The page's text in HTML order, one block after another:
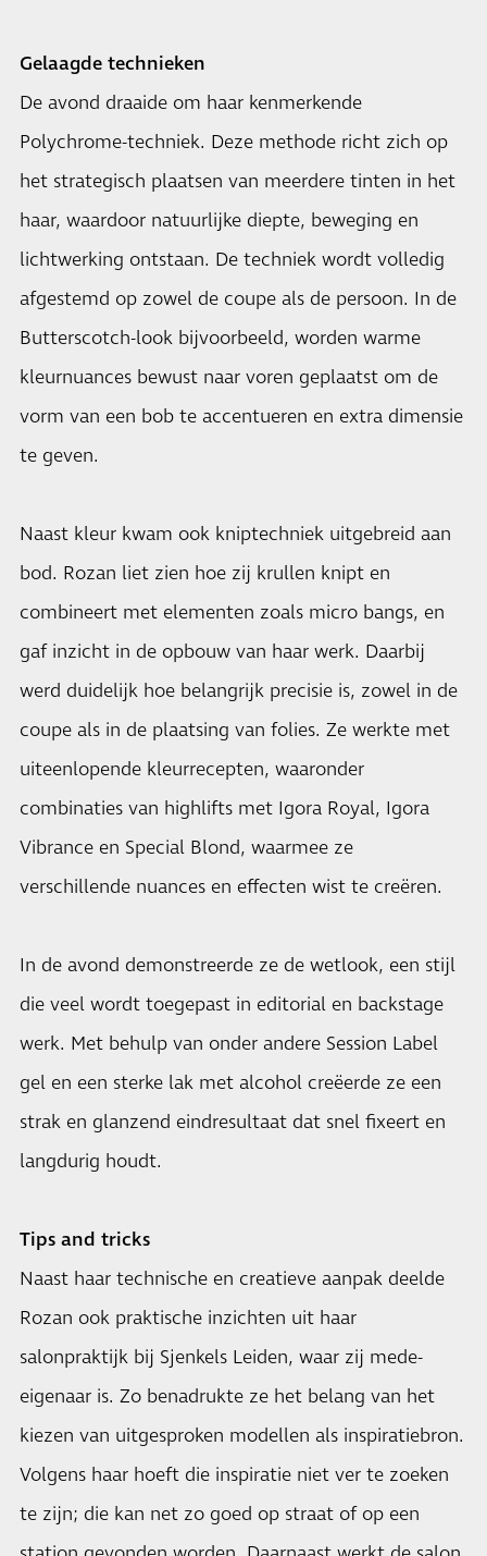
Gelaagde technieken
De avond draaide om haar kenmerkende
Polychrome-techniek. Deze methode richt zich op
het strategisch plaatsen van meerdere tinten in het
haar, waardoor natuurlijke diepte, beweging en
lichtwerking ontstaan. De techniek wordt volledig
afgestemd op zowel de coupe als de persoon. In de
Butterscotch-look bijvoorbeeld, worden warme
kleurnuances bewust naar voren geplaatst om de
vorm van een bob te accentueren en extra dimensie
te geven.
Naast kleur kwam ook kniptechniek uitgebreid aan
bod. Rozan liet zien hoe zij krullen knipt en
combineert met elementen zoals micro bangs, en
gaf inzicht in de opbouw van haar werk. Daarbij
werd duidelijk hoe belangrijk precisie is, zowel in de
coupe als in de plaatsing van folies. Ze werkte met
uiteenlopende kleurrecepten, waaronder
combinaties van highlifts met Igora Royal, Igora
Vibrance en Special Blond, waarmee ze
verschillende nuances en effecten wist te creëren.
In de avond demonstreerde ze de wetlook, een stijl
die veel wordt toegepast in editorial en backstage
werk. Met behulp van onder andere Session Label
gel en een sterke lak met alcohol creëerde ze een
strak en glanzend eindresultaat dat snel fixeert en
langdurig houdt.
Tips and tricks
Naast haar technische en creatieve aanpak deelde
Rozan ook praktische inzichten uit haar
salonpraktijk bij Sjenkels Leiden, waar zij mede-
eigenaar is. Zo benadrukte ze het belang van het
kiezen van uitgesproken modellen als inspiratiebron.
Volgens haar hoeft die inspiratie niet ver te zoeken
te zijn; die kan net zo goed op straat of op een